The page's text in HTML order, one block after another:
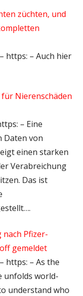
züchten, und
https: – Auch hier
Nierenschäden
– Eine
Daten von
einen starken
Verabreichung
Das ist
Pfizer-
gemeldet
https: – As the
unfolds world-
understand who